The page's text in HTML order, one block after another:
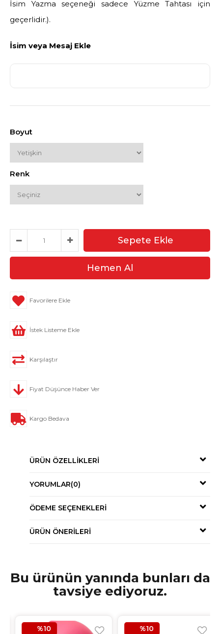
İsim Yazma seçeneği sadece Yüzme Tahtası için
geçerlidir.).
İsim veya Mesaj Ekle
Boyut
Renk
Favorilere Ekle
İstek Listeme Ekle
Karşılaştır
Fiyat Düşünce Haber Ver
Kargo Bedava
ÜRÜN ÖZELLIKLERI
YORUMLAR(0)
ÖDEME SEÇENEKLERI
ÜRÜN ÖNERILERI
Bu ürünün yanında bunları da
tavsiye ediyoruz.
%10 %10